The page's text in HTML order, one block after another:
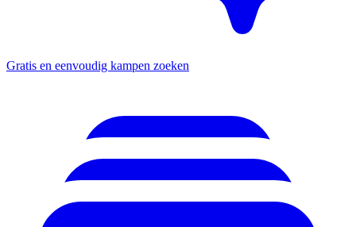
Gratis en eenvoudig kampen zoeken